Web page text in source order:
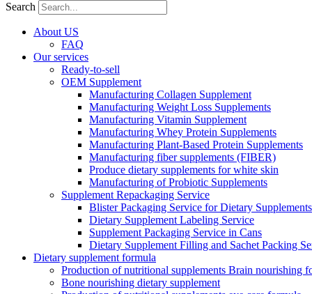
Search
About US
FAQ
Our services
Ready-to-sell
OEM Supplement
Manufacturing Collagen Supplement
Manufacturing Weight Loss Supplements
Manufacturing Vitamin Supplement
Manufacturing Whey Protein Supplements
Manufacturing Plant-Based Protein Supplements
Manufacturing fiber supplements (FIBER)
Produce dietary supplements for white skin
Manufacturing of Probiotic Supplements
Supplement Repackaging Service
Blister Packaging Service for Dietary Supplements​
Dietary Supplement Labeling Service
Supplement Packaging Service in Cans
Dietary Supplement Filling and Sachet Packing
Dietary supplement formula
Production of nutritional supplements Brain nourishing
Bone nourishing dietary supplement